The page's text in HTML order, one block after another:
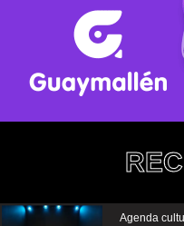
Agenda